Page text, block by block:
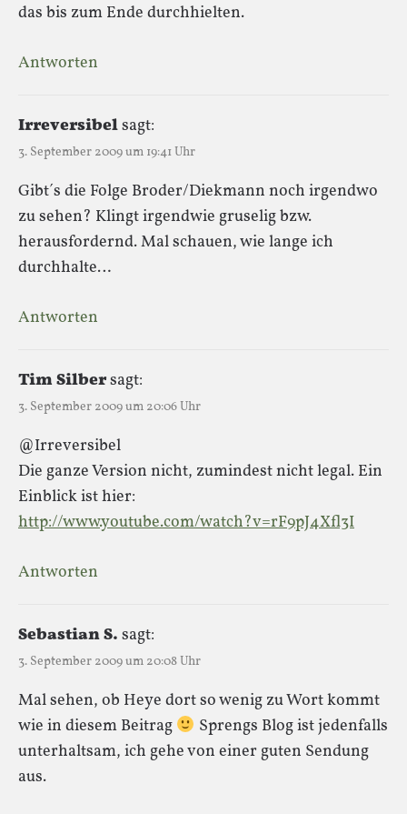
das bis zum Ende durchhielten.
Antworten
Irreversibelsagt:
3. September 2009 um 19:41 Uhr
Gibt´s die Folge Broder/Diekmann noch irgendwo
zu sehen? Klingt irgendwie gruselig bzw.
herausfordernd. Mal schauen, wie lange ich
durchhalte…
Antworten
Tim Silbersagt:
3. September 2009 um 20:06 Uhr
@Irreversibel
Die ganze Version nicht, zumindest nicht legal. Ein
Einblick ist hier:
http://www.youtube.com/watch?v=rF9pJ4Xfl3I
Antworten
Sebastian S. sagt:
3. September 2009 um 20:08 Uhr
Mal sehen, ob Heye dort so wenig zu Wort kommt
wie in diesem Beitrag
Sprengs Blog ist jedenfalls
unterhaltsam, ich gehe von einer guten Sendung
aus.